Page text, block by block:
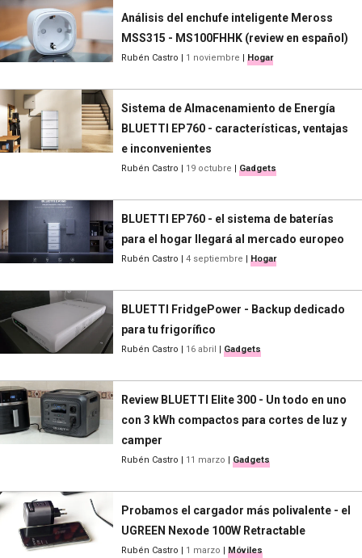
Análisis del enchufe inteligente Meross
MSS315 - MS100FHHK (review en español)
Rubén Castro | 1 noviembre | Hogar
Sistema de Almacenamiento de Energía
BLUETTI EP760 - características, ventajas
e inconvenientes
Rubén Castro | 19 octubre | Gadgets
BLUETTI EP760 - el sistema de baterías
para el hogar llegará al mercado europeo
Rubén Castro | 4 septiembre | Hogar
BLUETTI FridgePower - Backup dedicado
para tu frigorífico
Rubén Castro | 16 abril | Gadgets
Review BLUETTI Elite 300 - Un todo en uno
con 3 kWh compactos para cortes de luz y
camper
Rubén Castro | 11 marzo | Gadgets
Probamos el cargador más polivalente - el
UGREEN Nexode 100W Retractable
Rubén Castro | 1 marzo | Móviles